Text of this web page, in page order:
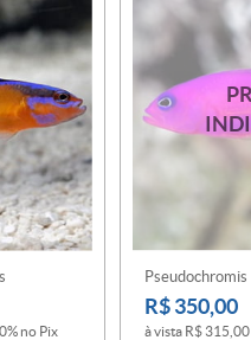
no Pix
Pseudochromis
R$ 350,00
à vista R$ 315,00